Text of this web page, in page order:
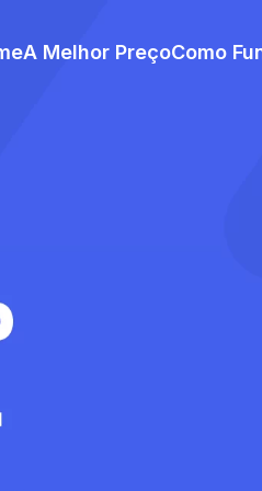
A Melhor PreçoComo